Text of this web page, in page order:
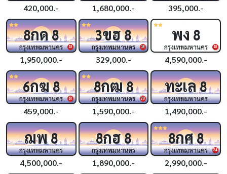
420,000.- 1,680,000.- 395,000.-
18
8กด8
กรุงเทพมหานคร
1,950,000.-
18
3ขฮ8
กรุงเทพมหานคร
329,000.-
18
พง 8
กรุงเทพมหานคร
4,590,000.-
18
6กฆ8
กรุงเทพมหานคร
459,000.-
20
8กฒ8
กรุงเทพมหานคร
1,590,000.-
ทะเล8
กรุงเทพมหานคร
1,490,000.-
ฌพ8
กรุงเทพมหานคร
4,500,000.-
8กฮ8
กรุงเทพมหานคร
1,890,000.-
24
8กศ8
กรุงเทพมหานคร
2,990,000.-